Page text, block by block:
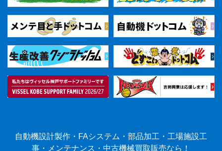
自動機設計製作・FAシステム・部品加工・工場施設工
事・メンテナンス・中古機械買取販売なら！